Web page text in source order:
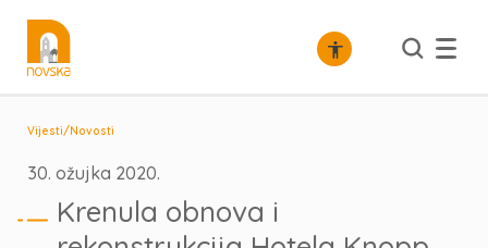
Vijesti/Novosti
30. ožujka 2020.
Krenula obnova i